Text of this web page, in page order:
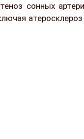
сонных
атеросклероз